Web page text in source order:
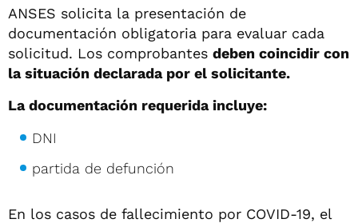
ANSES solicita la presentación de
documentación obligatoria para evaluar cada
solicitud. Los comprobantes deben coincidir con
la situación declarada por el solicitante.
La documentación requerida incluye:
DNI
partida de defunción
En los casos de fallecimiento por COVID-19, el